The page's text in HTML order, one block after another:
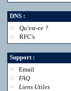
DNS :
>
Qu'est-ce ?
>
RFC's
Support :
>
Email
>
FAQ
>
Liens Utiles